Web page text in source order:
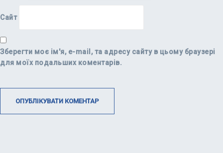
Сайт
Зберегти моє ім'я, e-mail, та адресу сайту в цьому браузері
для моїх подальших коментарів.